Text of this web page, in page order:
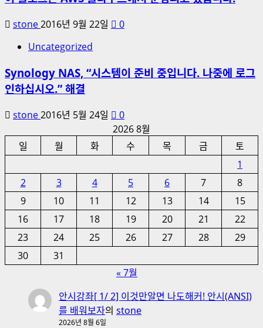
stone2016년 9월 22일
0
Uncategorized
Synology NAS, “시스템이 준비 중입니다. 나중에 로그
인하십시오.” 해결
stone2016년 5월 24일
0
2026 8월
일
월 화 수 목 금
토
1
2
3 4 5 6 7
8
9
10 11 12 13 14
15
16
17 18 19 20 21
22
23
24 25 26 27 28
29
30
31
« 7월
안시강좌[ 1/ 2] 이것만알면 나도해커! 안시(ANSI)
를 배워보자의 stone
2026년 8월 6일